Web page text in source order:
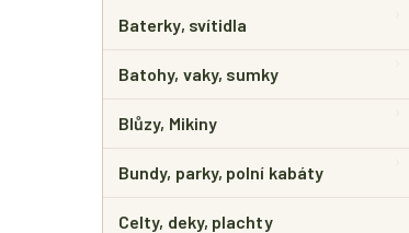
Baterky, svítidla
Batohy, vaky, sumky
Blůzy, Mikiny
Bundy, parky, polní kabáty
Celty, deky, plachty